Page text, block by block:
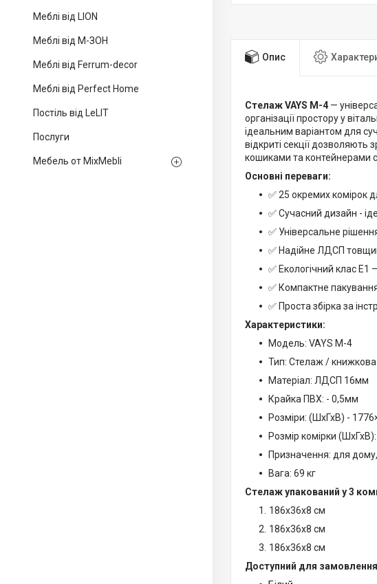
Меблі від LION
Меблі від М-ЗОН
Меблі від Ferrum-decor
Меблі від Perfect Home
Постіль від LeLIT
Послуги
Мебель от MixMebli
Опис
Стелаж VAYS M-4 —
організації простору у
ідеальним варіантом для
відкриті секції дозволяють
кошиками та контейнерами
Основні переваги:
✅ 25 окремих комірок
✅ Сучасний дизайн -
✅ Універсальне
✅ Надійне ЛДСП
✅ Екологічний клас Е1
✅ Компактне
✅ Проста збірка за
Характеристики:
Модель: VAYS M-4
Тип: Стелаж /
Матеріал: ЛДСП 16мм
Крайка ПВХ: - 0,5мм
Розміри: (ШхГхВ) -
Розмір комірки
Призначення: для
Вага: 69 кг
Стелаж упакований у 3
186х36х8 см
186х36х8 см
186х36х8 см
Доступний для